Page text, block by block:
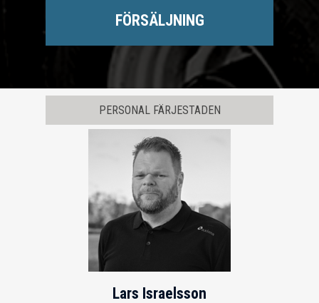
FÖRSÄLJNING
PERSONAL FÄRJESTADEN
Lars Israelsson